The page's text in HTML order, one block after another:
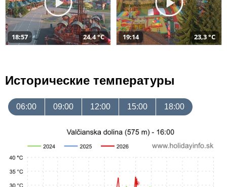
18:57 24,4 °C 19:14 23,3 °C
Исторические температуры
06:00 09:00 12:00 15:00 18:00